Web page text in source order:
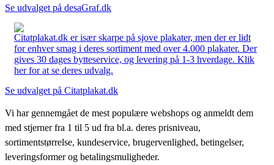
Se udvalget på desaGraf.dk
Citatplakat.dk er især skarpe på sjove plakater, men der er lidt
for enhver smag i deres sortiment med over 4.000 plakater. Der
gives 30 dages bytteservice, og levering på 1-3 hverdage. Klik
her for at se deres udvalg.
Se udvalget på Citatplakat.dk
Vi har gennemgået de mest populære webshops og anmeldt dem
med stjerner fra 1 til 5 ud fra bl.a. deres prisniveau,
sortimentstørrelse, kundeservice, brugervenlighed, betingelser,
leveringsformer og betalingsmuligheder.